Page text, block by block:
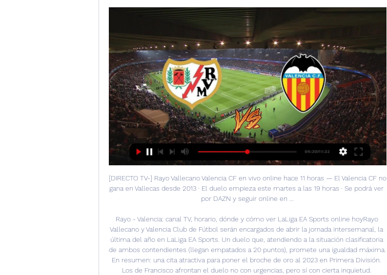
[DIRECTO TV-] Rayo Vallecano Valencia CF en vivo online hace 11 horas — El Valencia CF no
gana en Vallecas desde 2013 · El duelo empieza este martes a las 19 horas · Se podrá ver
por DAZN y seguir online en ...
Rayo - Valencia: canal TV, horario, dónde y cómo ver LaLiga EA Sports online hoyRayo
Vallecano y Valencia Club de Fútbol serán encargados de abrir la jornada intersemanal, la
última del año en LaLiga EA Sports. Un duelo que, atendiendo a la situación clasificatoria
de ambos contendientes (llegan empatados a 20 puntos), promete una igualdad máxima.
En resumen: una cita atractiva para poner el broche de oro al 2023 en Primera División.
Los de Francisco afrontan el duelo no con urgencias, pero sí con cierta inquietud.